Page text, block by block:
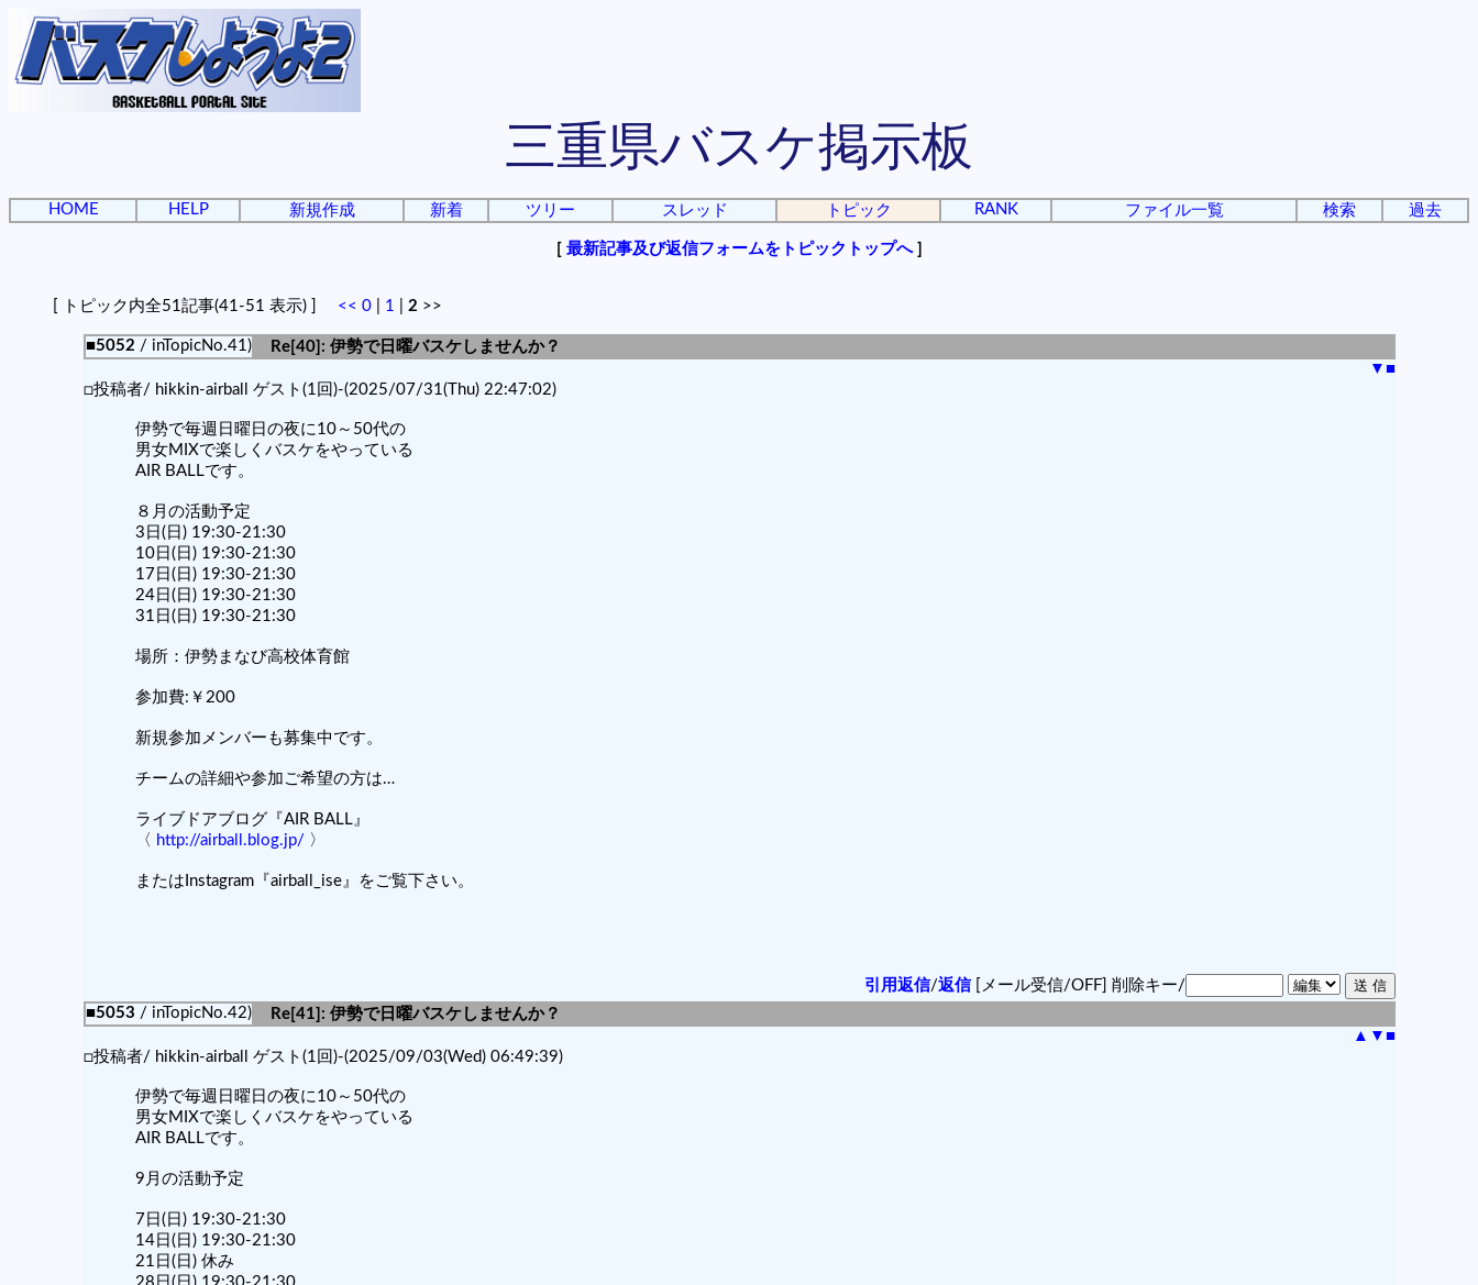
三重県バスケ掲示板
HOME HELP 新規作成 新着 ツリー スレッド トピック RANK ファイル一覧 検索 過去
[ 最新記事及び返信フォームをトピックトップへ]
[ トピック内全51記事(41-51 表示) ] << 0 1 2 >>
■5052 / inTopicNo.41)
Re[40]: 伊勢で日曜バスケしませんか？
▼ ■
□投稿者/ hikkin-airball ゲスト(1回)-(2025/07/31(Thu) 22:47:02)
伊勢で毎週日曜日の夜に10～50代の
男女MIXで楽しくバスケをやっている
AIR BALLです。
８月の活動予定
3日(日) 19:30-21:30
10日(日) 19:30-21:30
17日(日) 19:30-21:30
24日(日) 19:30-21:30
31日(日) 19:30-21:30
場所：伊勢まなび高校体育館
参加費:￥200
新規参加メンバーも募集中です。
チームの詳細や参加ご希望の方は…
ライブドアブログ『AIR BALL』
〈 http://airball.blog.jp/ 〉
またはInstagram『airball_ise』をご覧下さい。
引用返信/返信[メール受信/OFF] 削除キー/
■5053 / inTopicNo.42)
Re[41]: 伊勢で日曜バスケしませんか？
▲ ▼ ■
□投稿者/ hikkin-airball ゲスト(1回)-(2025/09/03(Wed) 06:49:39)
伊勢で毎週日曜日の夜に10～50代の
男女MIXで楽しくバスケをやっている
AIR BALLです。
9月の活動予定
7日(日) 19:30-21:30
14日(日) 19:30-21:30
21日(日) 休み